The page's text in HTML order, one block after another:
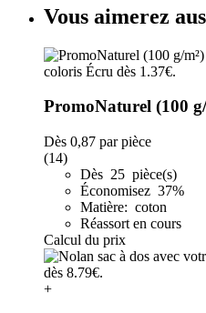
Vous aimerez
PromoNaturel (100
Dès 0,87 par pièce
(14)
Dès 25 pièce(s)
Économisez 37%
Matière: coton
Réassort en cours
Calcul du prix
+